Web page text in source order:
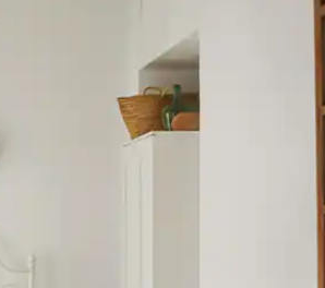
le haut et vers le bas, ou en appuyant